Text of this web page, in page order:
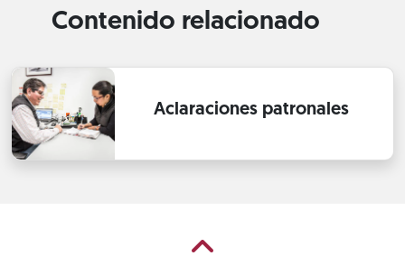
Contenido relacionado
Aclaraciones patronales